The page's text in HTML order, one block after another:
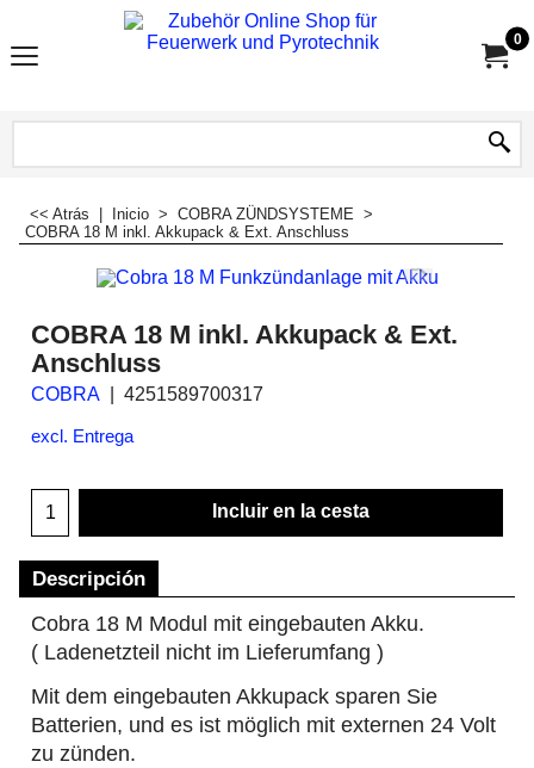
0
<< Atrás Inicio > COBRA ZÜNDSYSTEME >
COBRA 18 M inkl. Akkupack & Ext. Anschluss
COBRA 18 M inkl. Akkupack & Ext.
Anschluss
COBRA 4251589700317
excl. Entrega
Incluir en la cesta
Descripción
Cobra 18 M Modul mit eingebauten Akku.
( Ladenetzteil nicht im Lieferumfang )
Mit dem eingebauten Akkupack sparen Sie
Batterien, und es ist möglich mit externen 24 Volt
zu zünden.